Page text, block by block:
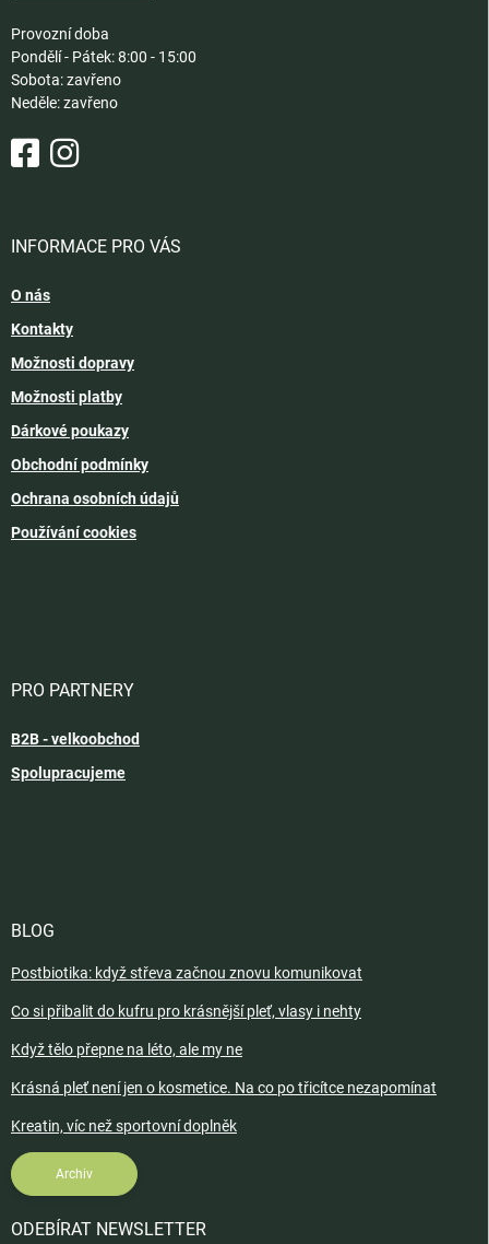
Provozní doba
Pondělí - Pátek: 8:00 - 15:00
Sobota: zavřeno
Neděle: zavřeno
INFORMACE PRO VÁS
O nás
Kontakty
Možnosti dopravy
Možnosti platby
Dárkové poukazy
Obchodní podmínky
Ochrana osobních údajů
Používání cookies
PRO PARTNERY
B2B - velkoobchod
Spolupracujeme
BLOG
Postbiotika: když střeva začnou znovu komunikovat
Co si přibalit do kufru pro krásnější pleť, vlasy i nehty
Když tělo přepne na léto, ale my ne
Krásná pleť není jen o kosmetice. Na co po třicítce nezapomínat
Kreatin, víc než sportovní doplněk
Archiv
ODEBÍRAT NEWSLETTER